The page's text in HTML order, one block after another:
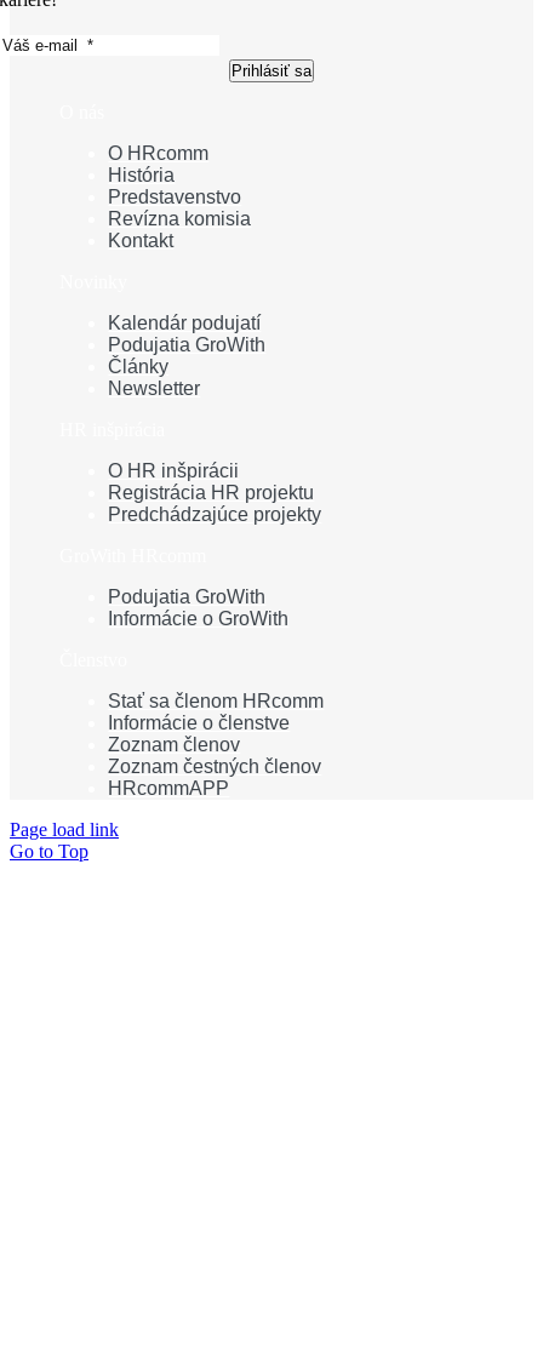
Prihlásiť sa
O HRcomm
História
Predstavenstvo
Revízna komisia
Kontakt
Kalendár podujatí
Podujatia GroWith
Články
Newsletter
O HR inšpirácii
Registrácia HR projektu
Predchádzajúce projekty
Podujatia GroWith
Informácie o GroWith
Stať sa členom HRcomm
Informácie o členstve
Zoznam členov
Zoznam čestných členov
HRcommAPP
Page load link
Go to Top